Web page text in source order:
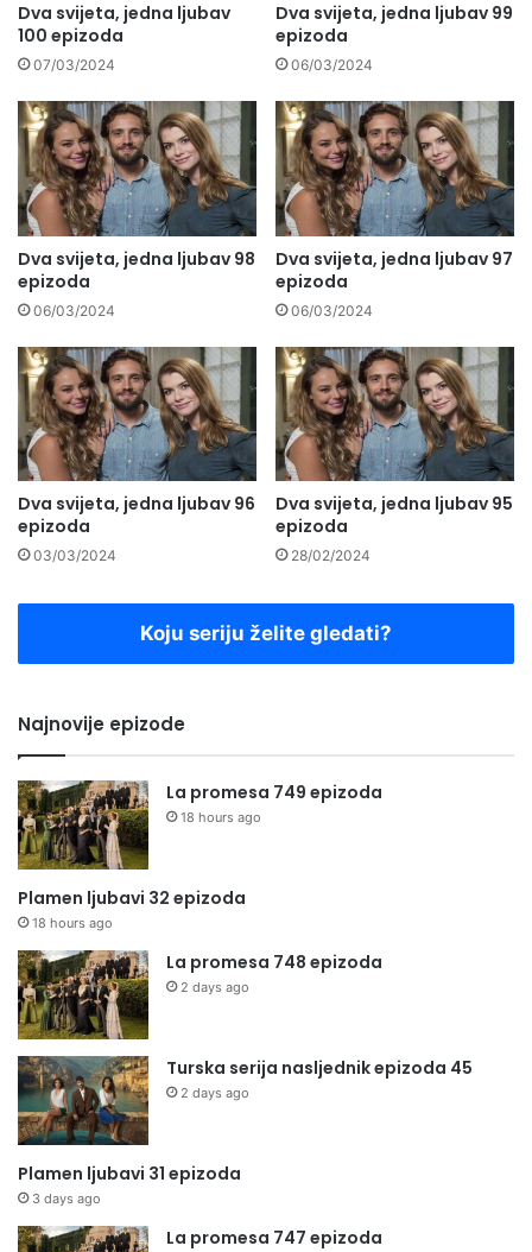
Dva svijeta, jedna ljubav
100 epizoda
07/03/2024
Dva svijeta, jedna ljubav 99
epizoda
06/03/2024
Dva svijeta, jedna ljubav 98
epizoda
06/03/2024
Dva svijeta, jedna ljubav 97
epizoda
06/03/2024
Dva svijeta, jedna ljubav 96
epizoda
03/03/2024
Dva svijeta, jedna ljubav 95
epizoda
28/02/2024
Koju seriju želite gledati?
Najnovije epizode
La promesa 749 epizoda
18 hours ago
Plamen ljubavi 32 epizoda
18 hours ago
La promesa 748 epizoda
2 days ago
Turska serija nasljednik epizoda 45
2 days ago
Plamen ljubavi 31 epizoda
3 days ago
La promesa 747 epizoda